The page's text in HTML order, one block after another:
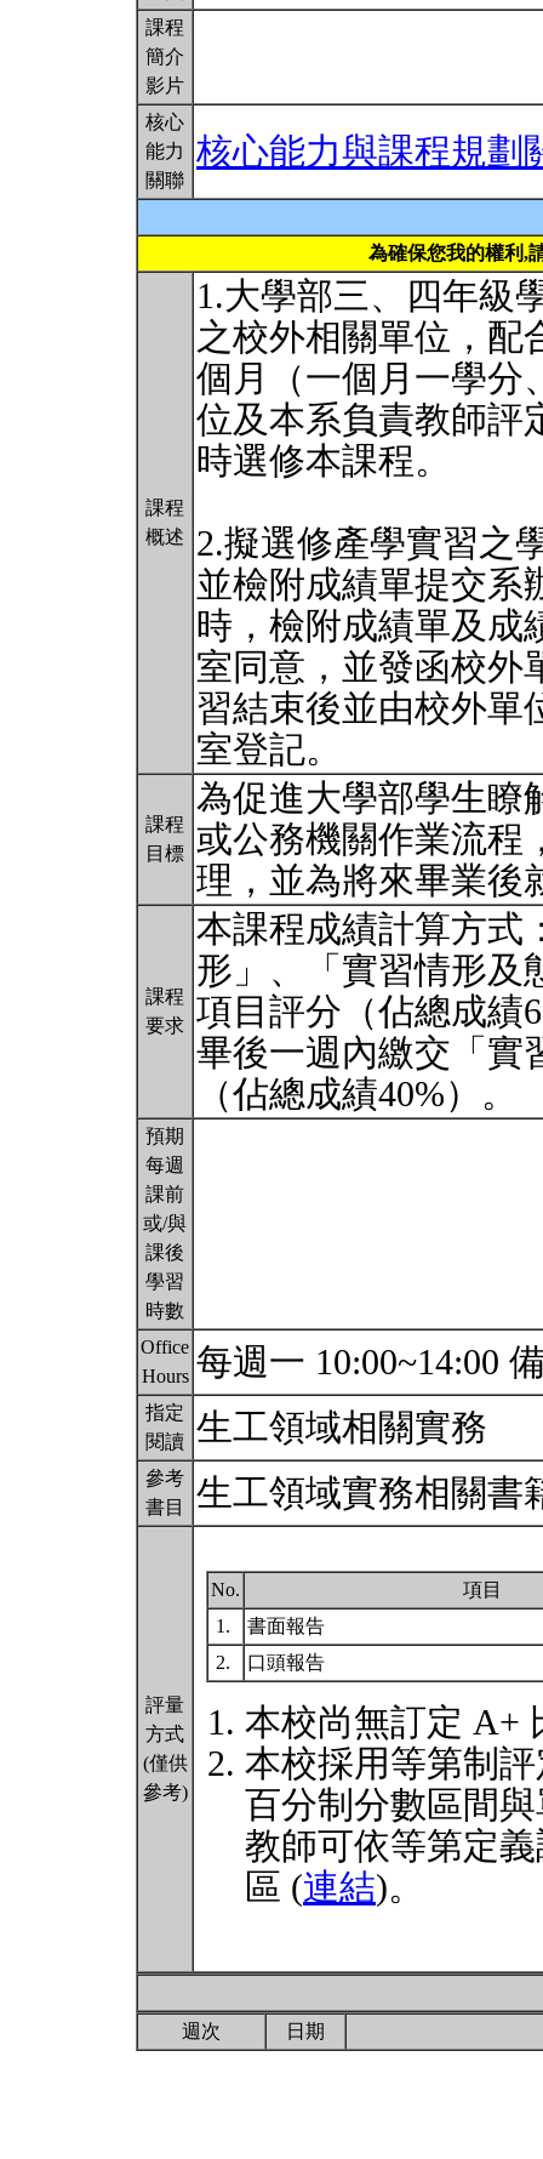
課程
簡介
影片
核心
能力
關聯
核心能力與課程規劃
為確保您我的權利,
課程
概述
1.大學部三、四年級
之校外相關單位，配
個月（一個月一學分
位及本系負責教師評
時選修本課程。
2.擬選修產學實習之
並檢附成績單提交系
時，檢附成績單及成
室同意，並發函校外
習結束後並由校外單
室登記。
課程
目標
為促進大學部學生瞭
或公務機關作業流程
理，並為將來畢業後
課程
要求
本課程成績計算方式
形」、「實習情形及
項目評分（佔總成績
畢後一週內繳交「實
（佔總成績40%）。
預期
每週
課前
或/與
課後
學習
時數
Office
Hours 每週一 10:00~14:00
指定
閱讀 生工領域相關實務
參考
書目
生工領域實務相關書
評量
方式
(僅供
參考)
No.
項目
1.
書面報告
2.
口頭報告
本校尚無訂定 A+
本校採用等第制
百分制分數區間
教師可依等第定
區 (連結)。
週次 日期